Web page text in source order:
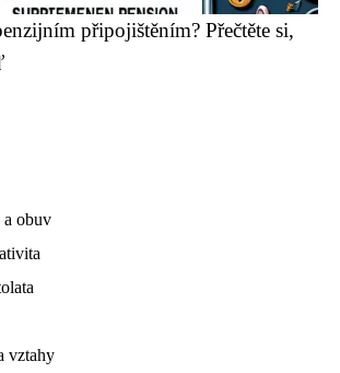
připojištěním? Přečtěte si,
a obuv
vztahy